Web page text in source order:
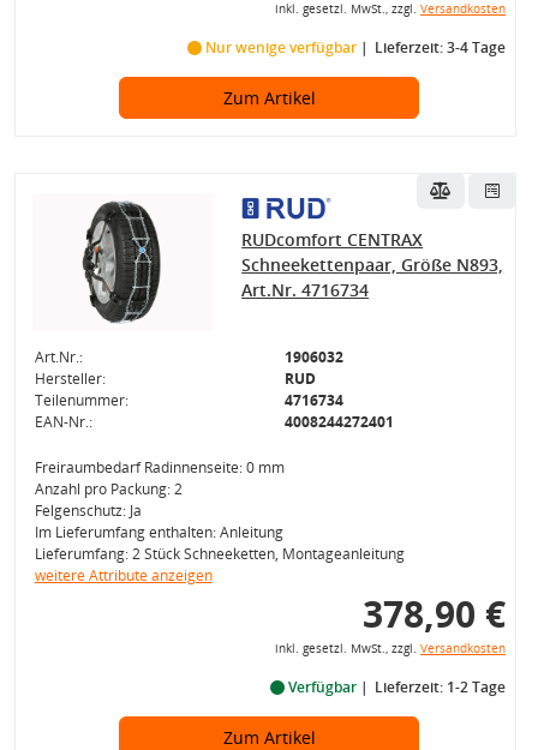
inkl. gesetzl. MwSt., zzgl. Versandkosten
Nur wenige verfügbar Lieferzeit: 3-4 Tage
Zum Artikel
RUDcomfort CENTRAX
Schneekettenpaar, Größe N893,
Art.Nr. 4716734
Art.Nr.:
1906032
Hersteller:
RUD
Teilenummer:
4716734
EAN-Nr.:
4008244272401
Freiraumbedarf Radinnenseite: 0 mm
Anzahl pro Packung: 2
Felgenschutz: Ja
Im Lieferumfang enthalten: Anleitung
Lieferumfang: 2 Stück Schneeketten, Montageanleitung
weitere Attribute anzeigen
378,90 €
inkl. gesetzl. MwSt., zzgl. Versandkosten
Verfügbar Lieferzeit: 1-2 Tage
Zum Artikel